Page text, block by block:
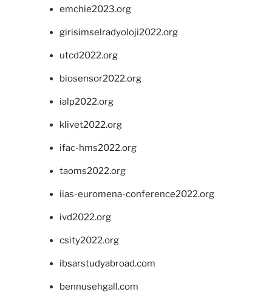
emchie2023.org
girisimselradyoloji2022.org
utcd2022.org
biosensor2022.org
ialp2022.org
klivet2022.org
ifac-hms2022.org
taoms2022.org
iias-euromena-conference2022.org
ivd2022.org
csity2022.org
ibsarstudyabroad.com
bennusehgall.com